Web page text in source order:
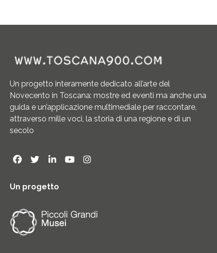
Un progetto interamente dedicato all’arte del
Novecento in Toscana: mostre ed eventi ma anche una
guida e un’applicazione multimediale per raccontare,
attraverso mille voci, la storia di una regione e di un
secolo
Un progetto